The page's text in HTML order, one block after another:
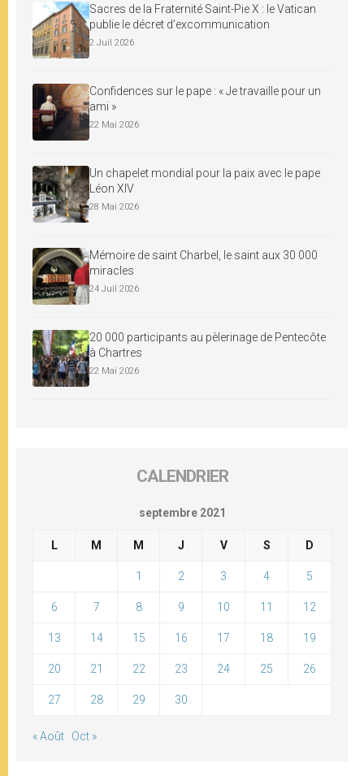
Sacres de la Fraternité Saint-Pie X : le Vatican
publie le décret d’excommunication
2 Juil 2026
Confidences sur le pape : « Je travaille pour un
ami »
22 Mai 2026
Un chapelet mondial pour la paix avec le pape
Léon XIV
28 Mai 2026
Mémoire de saint Charbel, le saint aux 30 000
miracles
24 Juil 2026
20 000 participants au pèlerinage de Pentecôte
à Chartres
22 Mai 2026
CALENDRIER
septembre 2021
L M M J V S D
1 2 3 4 5
6 7 8 9 10 11 12
13 14 15 16 17 18 19
20 21 22 23 24 25 26
27 28 29 30
« Août Oct »